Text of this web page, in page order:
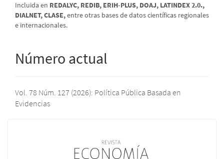
Incluida en REDALYC, REDIB, ERIH-PLUS, DOAJ, LATINDEX 2.0.,
DIALNET, CLASE,entre otras bases de datos científicas regionales
e internacionales.
Número actual
Vol. 78 Núm. 127 (2026): Política Pública Basada en
Evidencias